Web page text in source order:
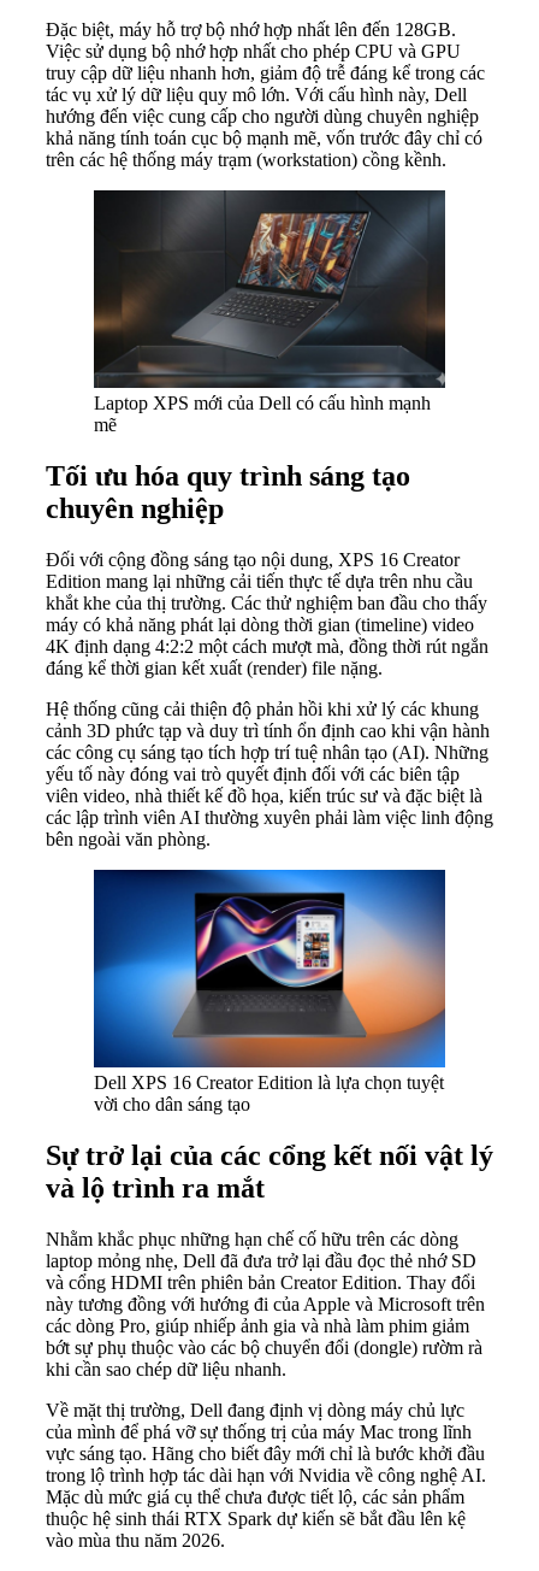
Đặc biệt, máy hỗ trợ bộ nhớ hợp nhất lên đến 128GB.
Việc sử dụng bộ nhớ hợp nhất cho phép CPU và GPU
truy cập dữ liệu nhanh hơn, giảm độ trễ đáng kể trong các
tác vụ xử lý dữ liệu quy mô lớn. Với cấu hình này, Dell
hướng đến việc cung cấp cho người dùng chuyên nghiệp
khả năng tính toán cục bộ mạnh mẽ, vốn trước đây chỉ có
trên các hệ thống máy trạm (workstation) cồng kềnh.
Laptop XPS mới của Dell có cấu hình mạnh
mẽ
Tối ưu hóa quy trình sáng tạo
chuyên nghiệp
Đối với cộng đồng sáng tạo nội dung, XPS 16 Creator
Edition mang lại những cải tiến thực tế dựa trên nhu cầu
khắt khe của thị trường. Các thử nghiệm ban đầu cho thấy
máy có khả năng phát lại dòng thời gian (timeline) video
4K định dạng 4:2:2 một cách mượt mà, đồng thời rút ngắn
đáng kể thời gian kết xuất (render) file nặng.
Hệ thống cũng cải thiện độ phản hồi khi xử lý các khung
cảnh 3D phức tạp và duy trì tính ổn định cao khi vận hành
các công cụ sáng tạo tích hợp trí tuệ nhân tạo (AI). Những
yếu tố này đóng vai trò quyết định đối với các biên tập
viên video, nhà thiết kế đồ họa, kiến trúc sư và đặc biệt là
các lập trình viên AI thường xuyên phải làm việc linh động
bên ngoài văn phòng.
Dell XPS 16 Creator Edition là lựa chọn tuyệt
vời cho dân sáng tạo
Sự trở lại của các cổng kết nối vật lý
và lộ trình ra mắt
Nhằm khắc phục những hạn chế cố hữu trên các dòng
laptop mỏng nhẹ, Dell đã đưa trở lại đầu đọc thẻ nhớ SD
và cổng HDMI trên phiên bản Creator Edition. Thay đổi
này tương đồng với hướng đi của Apple và Microsoft trên
các dòng Pro, giúp nhiếp ảnh gia và nhà làm phim giảm
bớt sự phụ thuộc vào các bộ chuyển đổi (dongle) rườm rà
khi cần sao chép dữ liệu nhanh.
Về mặt thị trường, Dell đang định vị dòng máy chủ lực
của mình để phá vỡ sự thống trị của máy Mac trong lĩnh
vực sáng tạo. Hãng cho biết đây mới chỉ là bước khởi đầu
trong lộ trình hợp tác dài hạn với Nvidia về công nghệ AI.
Mặc dù mức giá cụ thể chưa được tiết lộ, các sản phẩm
thuộc hệ sinh thái RTX Spark dự kiến sẽ bắt đầu lên kệ
vào mùa thu năm 2026.